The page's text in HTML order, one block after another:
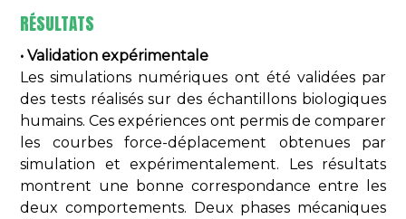
RÉSULTATS
• Validation expérimentale
Les simulations numériques ont été validées par
des tests réalisés sur des échantillons biologiques
humains. Ces expériences ont permis de comparer
les courbes force-déplacement obtenues par
simulation et expérimentalement. Les résultats
montrent une bonne correspondance entre les
deux comportements. Deux phases mécaniques